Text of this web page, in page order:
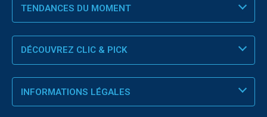
TENDANCES DU MOMENT
DÉCOUVREZ CLIC & PICK
INFORMATIONS LÉGALES